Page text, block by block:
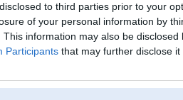
to third parties prior to your
of your personal information by
This information may also be
Participants that may further disclose
Pilsēta:
Rīga
Braucu ar:
Nodarbošanās:
Ziņojumi forumā:
1